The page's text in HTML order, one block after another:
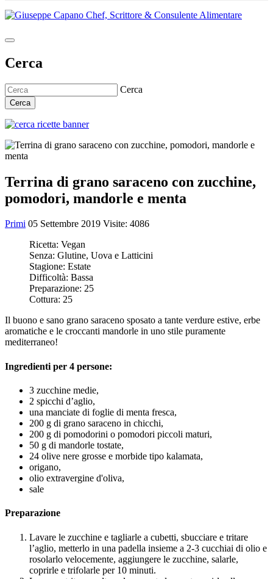
Cerca
Cerca
Cerca
Terrina di grano saraceno con zucchine,
pomodori, mandorle e menta
Primi 05 Settembre 2019 Visite: 4086
Ricetta: Vegan
Senza: Glutine, Uova e Latticini
Stagione: Estate
Difficoltà: Bassa
Preparazione: 25
Cottura: 25
Il buono e sano grano saraceno sposato a tante verdure estive, erbe
aromatiche e le croccanti mandorle in uno stile puramente
mediterraneo!
Ingredienti per 4 persone:
3 zucchine medie,
2 spicchi d’aglio,
una manciate di foglie di menta fresca,
200 g di grano saraceno in chicchi,
200 g di pomodorini o pomodori piccoli maturi,
50 g di mandorle tostate,
24 olive nere grosse e morbide tipo kalamata,
origano,
olio extravergine d'oliva,
sale
Preparazione
Lavare le zucchine e tagliarle a cubetti, sbucciare e tritare
l’aglio, metterlo in una padella insieme a 2-3 cucchiai di olio e
rosolarlo velocemente, aggiungere le zucchine, salarle,
coprirle e trifolarle per 10 minuti.